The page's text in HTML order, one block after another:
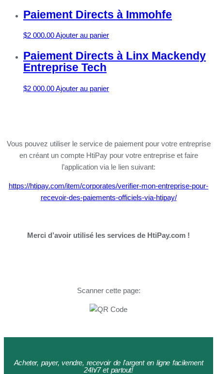
Paiement Directs à Immohfe
$2 000.00Ajouter au panier
Paiement Directs à Linx Mackendy
Entreprise Tech
$2 000.00Ajouter au panier
Vous pouvez utiliser le service de paiement pour votre entreprise
en créant un compte HtiPay pour votre entreprise et faire
l’application via le lien suivant:
https://htipay.com/item/corporates/verifier-mon-entreprise-pour-
recevoir-des-paiements-officiels-via-htipay/
Merci d’avoir utilisé les services de HtiPay.com !
Scanner cette page:
Acheter, payer, vendre, recevoir de l'argent en ligne facilement
24h/7 et partout!